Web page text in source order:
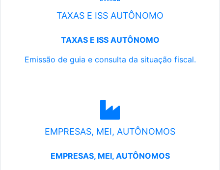
TAXAS E ISS AUTÔNOMO
TAXAS E ISS AUTÔNOMO
Emissão de guia e consulta da situação fiscal.
EMPRESAS, MEI, AUTÔNOMOS
EMPRESAS, MEI, AUTÔNOMOS